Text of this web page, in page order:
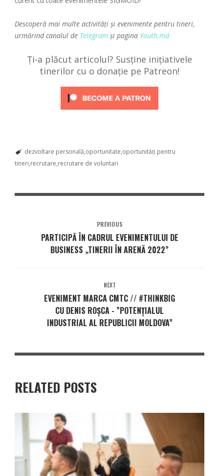
Descoperă mai multe activități și evenimente pentru tineri,
urmărind canalul de Telegram și pagina Youth.md
Ți-a plăcut articolul? Susține inițiativele
tinerilor cu o donație pe Patreon!
dezvoltare personală oportunitate oportunități pentru
tineri recrutare recrutare de voluntari
PREVIOUS
PARTICIPĂ ÎN CADRUL EVENIMENTULUI DE
BUSINESS „TINERII ÎN ARENĂ 2022”
NEXT
EVENIMENT MARCA CMTC // #THINKBIG
CU DENIS ROȘCA - ”POTENȚIALUL
INDUSTRIAL AL REPUBLICII MOLDOVA”
RELATED POSTS